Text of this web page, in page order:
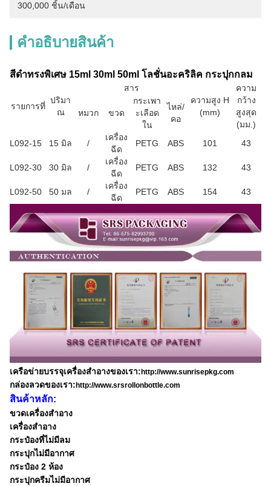
300,000 ชิ้น/เดือน
คําอธิบายสินค้า
สีดําทรงพิเศษ 15ml 30ml 50ml โลชั่นอะคริลิค กระปุกกลม
รายการที่
ปริมา
ณ
สาร
ความสูง H
(mm)
ความ
กว้าง
สูงสุด
(มม.)
หมวก ขวด
กระเพา
ะเลือด
ใน
ไหล่/
คอ
L092-15 15 มิล /
เครื่อง
ฉีด
PETG ABS 101 43
L092-30 30 มิล /
เครื่อง
ฉีด
PETG ABS 132 43
L092-50 50 มล /
เครื่อง
ฉีด
PETG ABS 154 43
เครือข่ายบรรจุเครื่องสําอางของเรา: http://www.sunrisepkg.com
กล่องลวดของเรา: http://www.srsrollonbottle.com
สินค้าหลัก:
ขวดเครื่องสําอาง
เครื่องสําอาง
กระป๋องที่ไม่มีลม
กระปุกไม่มีอากาศ
กระป๋อง 2 ห้อง
กระปุกครีมไม่มีอากาศ